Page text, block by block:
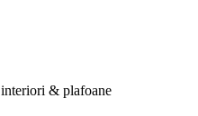
& plafoane